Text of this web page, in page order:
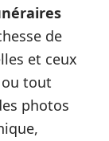
de
et ceux
ou tout
photos